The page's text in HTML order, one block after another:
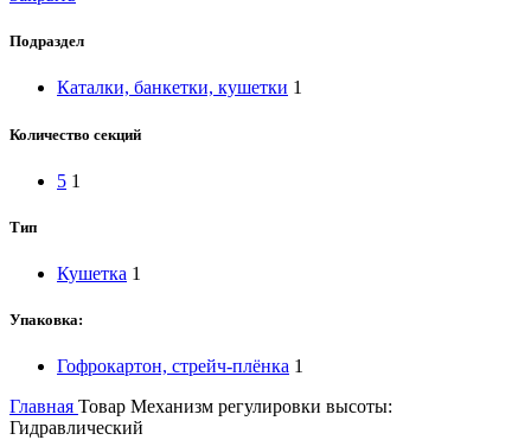
Подраздел
Каталки, банкетки, кушетки 1
Количество секций
5 1
Тип
Кушетка 1
Упаковка:
Гофрокартон, стрейч-плёнка 1
Главная Товар Механизм регулировки высоты:
Гидравлический